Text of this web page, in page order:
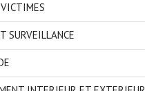
SURVEILLANCE